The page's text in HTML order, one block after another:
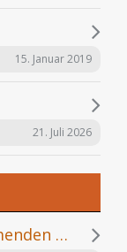
15. Januar 2019
21. Juli 2026
News aus der Matrix - die kommenden Folgen